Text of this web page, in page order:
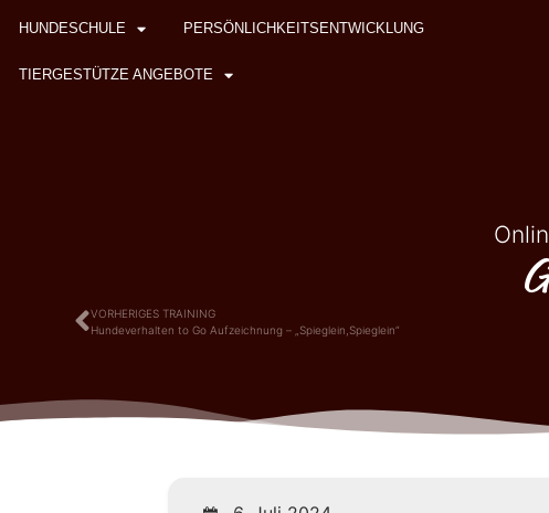
HUNDESCHULE PERSÖNLICHKEITSENTWICKLUNG
TIERGESTÜTZE ANGEBOTE
VORHERIGES TRAINING
Hundeverhalten to Go Aufzeichnung – „Spieglein,Spieglein“